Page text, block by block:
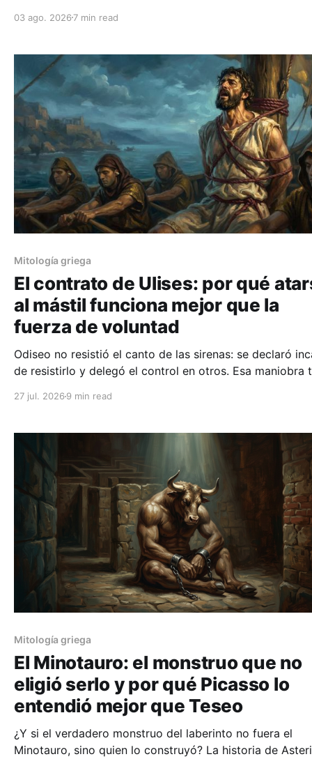
mayor rival de Cristo y cómo Roma eligió su destino.
03 ago. 2026 7 min read
Mitología griega
El contrato de Ulises: por qué
al mástil funciona mejor que la
fuerza de voluntad
Odiseo no resistió el canto de las sirenas: se declaró
de resistirlo y delegó el control en otros. Esa maniobra
27 jul. 2026 9 min read
Mitología griega
El Minotauro: el monstruo que no
eligió serlo y por qué Picasso lo
entendió mejor que Teseo
¿Y si el verdadero monstruo del laberinto no fuera el
Minotauro, sino quien lo construyó? La historia de